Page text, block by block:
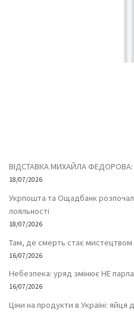
ВІДСТАВКА МИХАЙЛА ФЕДОРОВА:
18/07/2026
Укрпошта та Ощадбанк
лояльності
18/07/2026
Там, де смерть стає мистецтвом
16/07/2026
Небезпека: уряд змінює НЕ
16/07/2026
Ціни на продукти в Україні: